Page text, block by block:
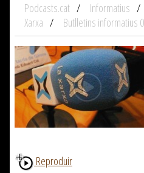
Podcasts.cat Informatius
Xarxa
Butlletins informatius
Reproduir